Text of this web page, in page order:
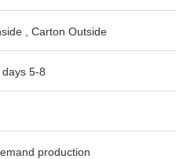
, Carton Outside
5-8 work days
production